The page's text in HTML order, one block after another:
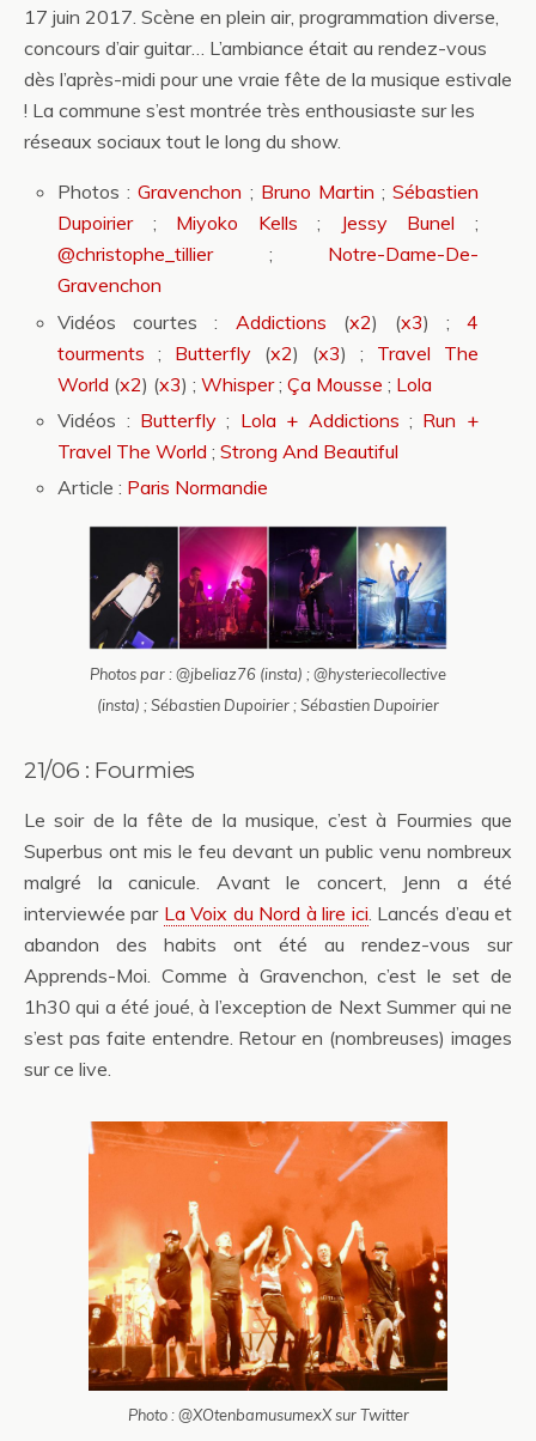
17 juin 2017. Scène en plein air, programmation diverse,
concours d’air guitar… L’ambiance était au rendez-vous
dès l’après-midi pour une vraie fête de la musique estivale
! La commune s’est montrée très enthousiaste sur les
réseaux sociaux tout le long du show.
Photos :Gravenchon ; Bruno Martin ; Sébastien
Dupoirier; Miyoko Kells ; Jessy Bunel ;
@christophe_tillier; Notre-Dame-De-
Gravenchon
Vidéos courtes : Addictions (x2) (x3) ; 4
tourments ; Butterfly (x2) (x3) ; Travel The
World (x2) (x3) ;Whisper;Ça Mousse; Lola
Vidéos : Butterfly ; Lola + Addictions ; Run +
Travel The World ;Strong And Beautiful
Article : Paris Normandie
Photos par : @jbeliaz76 (insta) ; @hysteriecollective
(insta) ; Sébastien Dupoirier‎ ; Sébastien Dupoirier‎
21/06 : Fourmies
Le soir de la fête de la musique, c’est à Fourmies que
Superbus ont mis le feu devant un public venu nombreux
malgré la canicule. Avant le concert, Jenn a été
interviewée par La Voix du Nord à lire ici. Lancés d’eau et
abandon des habits ont été au rendez-vous sur
Apprends-Moi. Comme à Gravenchon, c’est le set de
1h30 qui a été joué, à l’exception de Next Summer qui ne
s’est pas faite entendre. Retour en (nombreuses) images
sur ce live.
Photo : @XOtenbamusumexX sur Twitter